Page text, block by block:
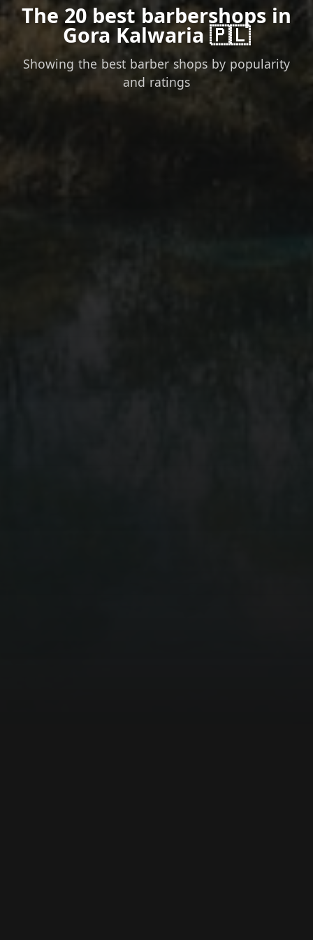
The 20 best barbershops in
Gora Kalwaria 🇵🇱
Showing the best barber shops by popularity
and ratings